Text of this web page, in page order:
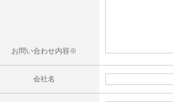
お問い合わせ内容※
会社名